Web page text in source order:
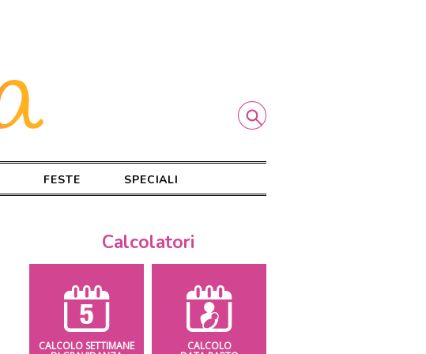
FESTE SPECIALI
Calcolatori
CALCOLO SETTIMANE CALCOLO